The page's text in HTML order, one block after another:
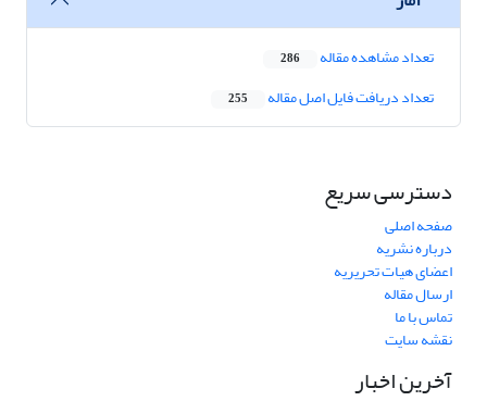
تعداد مشاهده مقاله 286
تعداد دریافت فایل اصل مقاله 255
دسترسی سریع
صفحه اصلی
درباره نشریه
اعضای هیات تحریریه
ارسال مقاله
تماس با ما
نقشه سایت
آخرین اخبار